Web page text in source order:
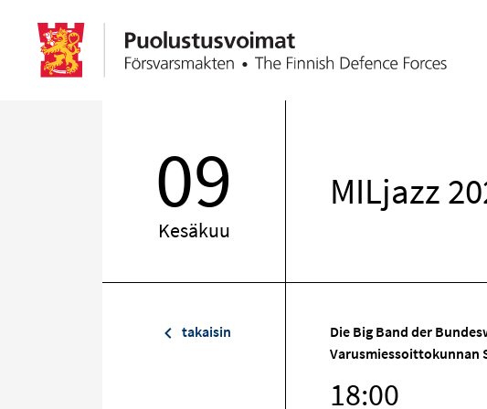
09
Kesäkuu
MILjazz
takaisin
Die Big Band der
Varusmiessoittokunnan
18:00